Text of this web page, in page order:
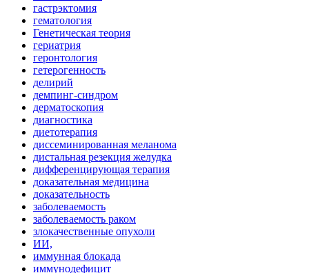
гастрэктомия
гематология
Генетическая теория
гериатрия
геронтология
гетерогенность
делирий
демпинг-синдром
дерматоскопия
диагностика
диетотерапия
диссеминированная меланома
дистальная резекция желудка
дифференцирующая терапия
доказательная медицина
доказательность
заболеваемость
заболеваемость раком
злокачественные опухоли
ИИ,
иммунная блокада
иммунодефицит